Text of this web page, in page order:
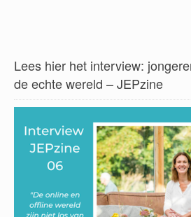
Lees hier het interview:
de echte wereld – JEPzine